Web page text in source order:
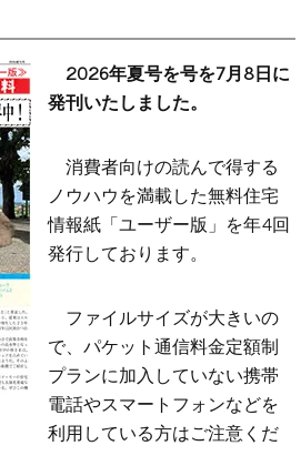
2026年夏号を号を7月8日に
発刊いたしました。
消費者向けの読んで得する
ノウハウを満載した無料住宅
情報紙「ユーザー版」を年4回
発行しております。
ファイルサイズが大きいの
で、パケット通信料金定額制
プランに加入していない携帯
電話やスマートフォンなどを
利用している方はご注意くだ